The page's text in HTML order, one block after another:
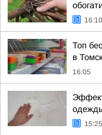
16:10
Топ
в
16:05
15:25